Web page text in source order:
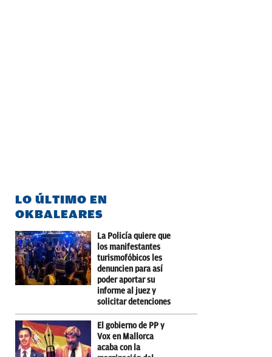
LO ÚLTIMO EN
OKBALEARES
La Policía quiere que
los manifestantes
turismofóbicos les
denuncien para así
poder aportar su
informe al juez y
solicitar detenciones
El gobierno de PP y
Vox en Mallorca
acaba con la